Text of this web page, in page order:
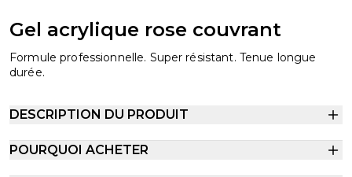
Gel acrylique rose couvrant
Formule professionnelle. Super résistant. Tenue longue
durée.
DESCRIPTION DU PRODUIT
POURQUOI ACHETER